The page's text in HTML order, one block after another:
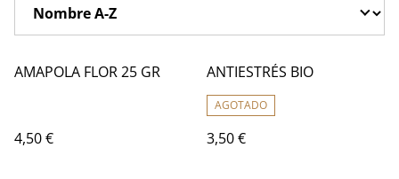
AMAPOLA FLOR 25 GR
4,50 €
ANTIESTRÉS BIO
AGOTADO
3,50 €